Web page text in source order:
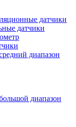
датчики
датчики
диапазон
диапазон